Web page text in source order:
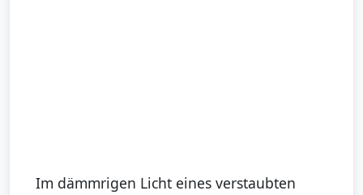
Im dämmrigen Licht eines verstaubten